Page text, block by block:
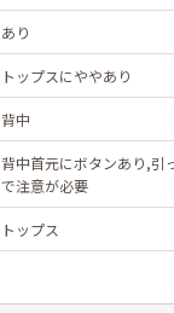
あり
トップスにややあり
背中
背中首元にボタンあり,引
で注意が必要
トップス